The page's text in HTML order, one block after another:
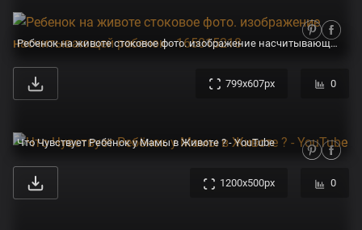
Ребенок на животе стоковое фото. изображение насчитывающей ребенок - 165015218
799x607px 0
Что Чувствует Ребёнок у Мамы в Животе ? - YouTube
1200x500px 0